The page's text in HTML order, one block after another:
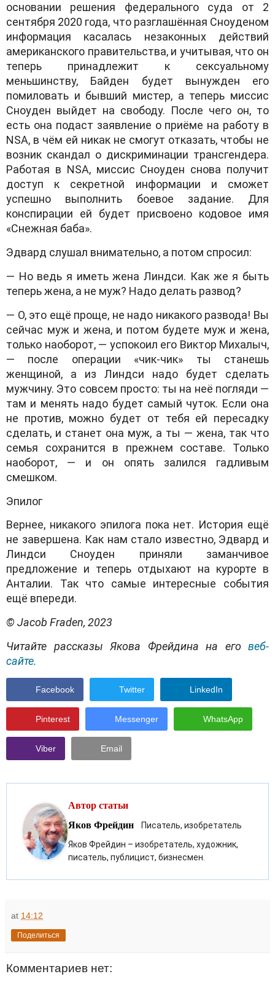
основании решения федерального суда от 2
сентября 2020 года, что разглашённая Сноуденом
информация касалась незаконных действий
американского правительства, и учитывая, что он
теперь принадлежит к сексуальному
меньшинству, Байден будет вынужден его
помиловать и бывший мистер, а теперь миссис
Сноуден выйдет на свободу. После чего он, то
есть она подаст заявление о приёме на работу в
NSA, в чём ей никак не смогут отказать, чтобы не
возник скандал о дискриминации трансгендера.
Работая в NSA, миссис Сноуден снова получит
доступ к секретной информации и сможет
успешно выполнить боевое задание. Для
конспирации ей будет присвоено кодовое имя
«Снежная баба».
Эдвард слушал внимательно, а потом спросил:
— Но ведь я иметь жена Линдси. Как же я быть
теперь жена, а не муж? Надо делать развод?
— О, это ещё проще, не надо никакого развода! Вы
сейчас муж и жена, и потом будете муж и жена,
только наоборот, — успокоил его Виктор Михалыч,
— после операции «чик-чик» ты станешь
женщиной, а из Линдси надо будет сделать
мужчину. Это совсем просто: ты на неё погляди —
там и менять надо будет самый чуток. Если она
не против, можно будет от тебя ей пересадку
сделать, и станет она муж, а ты — жена, так что
семья сохранится в прежнем составе. Только
наоборот, — и он опять залился гадливым
смешком.
Эпилог
Вернее, никакого эпилога пока нет. История ещё
не завершена. Как нам стало известно, Эдвард и
Линдси Сноуден приняли заманчивое
предложение и теперь отдыхают на курорте в
Анталии. Так что самые интересные события
ещё впереди.
© Jacob Fraden, 2023
Читайте рассказы Якова Фрейдина на его веб-
сайте.
Facebook Twitter LinkedIn
Pinterest Messenger WhatsApp
Viber Email
Автор статьи
Яков Фрейдин
Писатель, изобретатель
Яков Фрейдин – изобретатель, художник,
писатель, публицист, бизнесмен.
at 14:12
Поделиться
Комментариев нет: